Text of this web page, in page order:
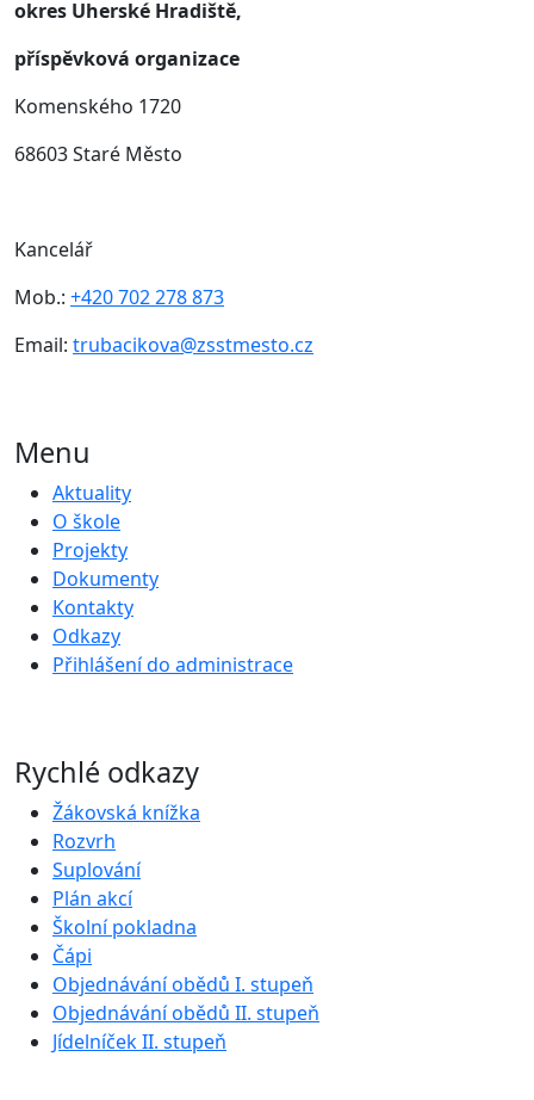
okres Uherské Hradiště,
příspěvková organizace
Komenského 1720
68603 Staré Město
Kancelář
Mob.: +420 702 278 873
Email: trubacikova@zsstmesto.cz
Menu
Aktuality
O škole
Projekty
Dokumenty
Kontakty
Odkazy
Přihlášení do administrace
Rychlé odkazy
Žákovská knížka
Rozvrh
Suplování
Plán akcí
Školní pokladna
Čápi
Objednávání obědů I. stupeň
Objednávání obědů II. stupeň
Jídelníček II. stupeň